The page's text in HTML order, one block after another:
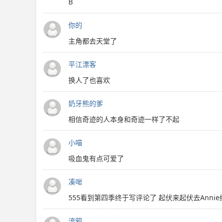
你的
主角都去天堂了
平江漂客
换人了也喜欢
奶牙熊的爹
相信奇迹的人本身和奇迹一样了不起
小喵
吸血鬼有点可爱了
凑啱
555看到第四季终于写评论了 起伏来起伏去